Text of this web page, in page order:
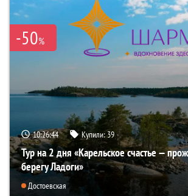
-50%
10:26:43 Купили:39
Тур на 2 дня «Карельское счастье —
берегу Ладоги»
Достоевская